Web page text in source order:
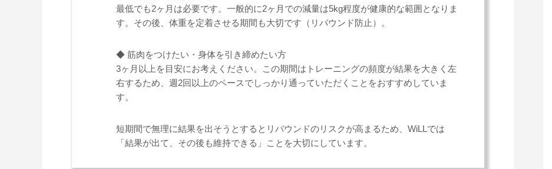
最低でも2ヶ月は必要です。一般的に2ヶ月での減量は5kg程度が健康的な範囲となりま
す。その後、体重を定着させる期間も大切です（リバウンド防止）。
◆ 筋肉をつけたい・身体を引き締めたい方
3ヶ月以上を目安にお考えください。この期間はトレーニングの頻度が結果を大きく左
右するため、週2回以上のペースでしっかり通っていただくことをおすすめしていま
す。
短期間で無理に結果を出そうとするとリバウンドのリスクが高まるため、WiLLでは
「結果が出て、その後も維持できる」ことを大切にしています。